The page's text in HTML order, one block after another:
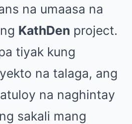
na umaasa na
KathDen project.
tiyak kung
na talaga, ang
na naghintay
sakali mang